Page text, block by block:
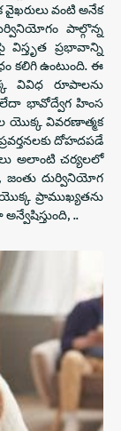
వంటి అనేక
పాల్గొన్న
ప్రభావాన్ని
కలిగి ఉంటుంది. ఈ
వివిధ రూపాలను
లేదా భావోద్వేగ హింస
యొక్క వివరణాత్మక
దోహదపడే
అలాంటి చర్యలలో
జంతు దుర్వినియోగ
ప్రాముఖ్యతను
..